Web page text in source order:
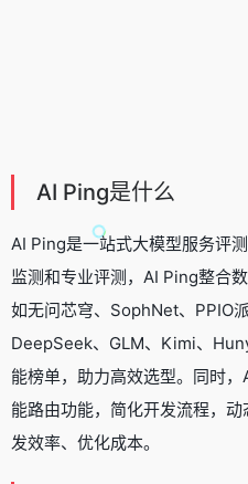
AI Ping是什么
AI Ping是一站式大模型服务评
监测和专业评测，AI Ping整合
如无问芯穹、SophNet、 PPIO
DeepSeek、GLM、Kimi、
能榜单，助力高效选型。同时
能路由功能，简化开发流程，
发效率、优化成本。